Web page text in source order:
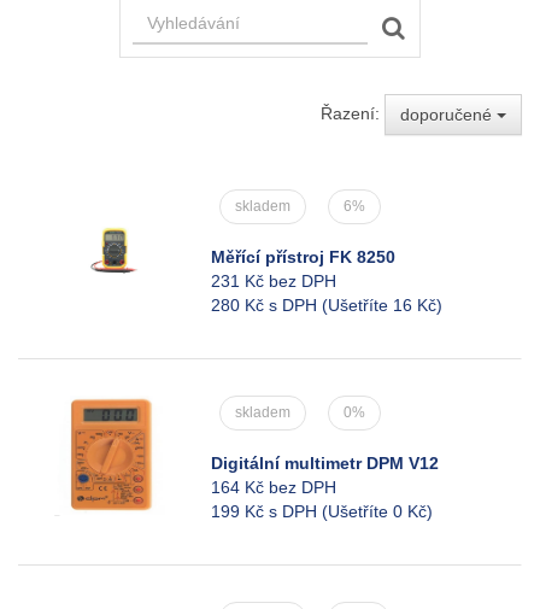
Řazení: doporučené
skladem 6%
Měřící přístroj FK 8250
231 Kč bez DPH
280 Kč s DPH (Ušetříte 16 Kč)
skladem 0%
Digitální multimetr DPM V12
164 Kč bez DPH
199 Kč s DPH (Ušetříte 0 Kč)